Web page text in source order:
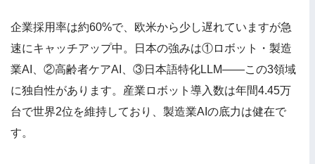
企業採用率は約60%で、欧米から少し遅れていますが急
速にキャッチアップ中。日本の強みは①ロボット・製造
業AI、②高齢者ケアAI、③日本語特化LLM——この3領域
に独自性があります。産業ロボット導入数は年間4.45万
台で世界2位を維持しており、製造業AIの底力は健在で
す。